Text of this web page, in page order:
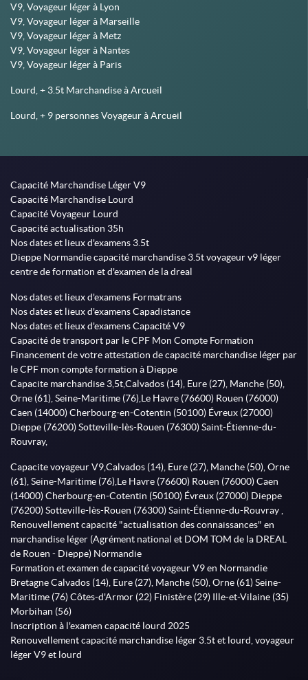
V9, Voyageur léger à Lyon
V9, Voyageur léger à Marseille
V9, Voyageur léger à Metz
V9, Voyageur léger à Nantes
V9, Voyageur léger à Paris
Lourd, + 3.5t Marchandise à Arcueil
Lourd, + 9 personnes Voyageur à Arcueil
Capacité Marchandise Léger V9
Capacité Marchandise Lourd
Capacité Voyageur Lourd
Capacité actualisation 35h
Nos dates et lieux d'examens 3.5t
Dieppe Normandie capacité marchandise 3.5t voyageur v9 léger
centre de formation et d'examen de la dreal
Nos dates et lieux d'examens Formatrans
Nos dates et lieux d'examens Capadistance
Nos dates et lieux d'examens Capacité V9
Capacité de transport par le CPF Mon Compte Formation
Financement de votre attestation de capacité marchandise léger par
le CPF mon compte formation à Dieppe
Capacite marchandise 3,5t,Calvados (14), Eure (27), Manche (50),
Orne (61), Seine-Maritime (76),Le Havre (76600) Rouen (76000)
Caen (14000) Cherbourg-en-Cotentin (50100) Évreux (27000)
Dieppe (76200) Sotteville-lès-Rouen (76300) Saint-Étienne-du-
Rouvray,
Capacite voyageur V9,Calvados (14), Eure (27), Manche (50), Orne
(61), Seine-Maritime (76),Le Havre (76600) Rouen (76000) Caen
(14000) Cherbourg-en-Cotentin (50100) Évreux (27000) Dieppe
(76200) Sotteville-lès-Rouen (76300) Saint-Étienne-du-Rouvray ,
Renouvellement capacité "actualisation des connaissances" en
marchandise léger (Agrément national et DOM TOM de la DREAL
de Rouen - Dieppe) Normandie
Formation et examen de capacité voyageur V9 en Normandie
Bretagne Calvados (14), Eure (27), Manche (50), Orne (61) Seine-
Maritime (76) Côtes-d'Armor (22) Finistère (29) Ille-et-Vilaine (35)
Morbihan (56)
Inscription à l'examen capacité lourd 2025
Renouvellement capacité marchandise léger 3.5t et lourd, voyageur
léger V9 et lourd